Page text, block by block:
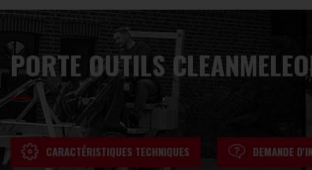
PORTE OUTILS
CARACTÉRISTIQUES TECHNIQUES DEMANDE